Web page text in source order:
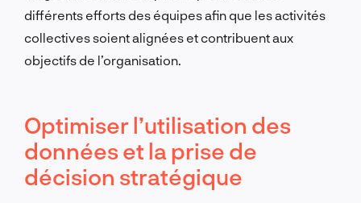
différents efforts des équipes afin que les activités
collectives soient alignées et contribuent aux
objectifs de l’organisation.
Optimiser l’utilisation des
données et la prise de
décision stratégique